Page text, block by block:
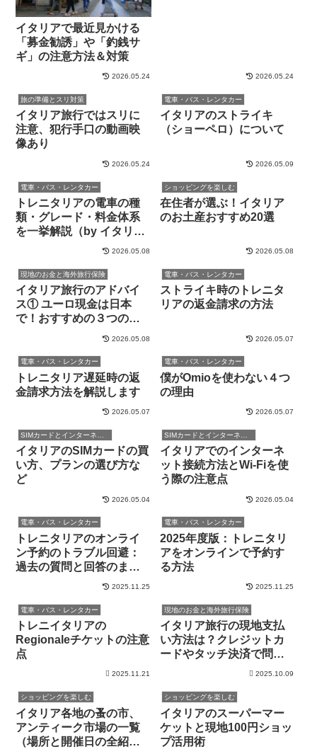
イタリアで最近見かける
「募金勧誘」や「釣銭サ
ギ」の注意方法＆対策
2026.05.24 2026.05.24
旅の準備とスリ対策
イタリア旅行ではスリに
注意、犯行手口の動画映
像あり
2026.05.24
電車・バス・レンタカー
イタリアのストライキ
（ショーペロ）について
2026.05.09
電車・バス・レンタカー
トレニタリアの電車の種
類・グレード・料金体系
を一挙解説（by イタリア
2026.05.08
ショッピングを楽しむ
在住者が選ぶ！イタリア
のお土産おすすめ20選
2026.05.08
現地のお金と海外旅行保険
イタリア旅行のアドバイ
ス① ユーロ現金は日本
で！おすすめの３つの両
2026.05.08
電車・バス・レンタカー
ストライキ時のトレニタ
リアの返金請求の方法
2026.05.07
電車・バス・レンタカー
トレニタリア遅延時の返
金請求方法を解説します
2026.05.07
電車・バス・レンタカー
僕がOmioを使わない４つ
の理由
2026.05.07
イタリアのSIMカードの買
い方、プランの選び方な
ど
2026.05.04
イタリアでのインターネ
ット接続方法とWi-Fiを使
う際の注意点
2026.05.04
電車・バス・レンタカー
トレニタリアのオンライ
ン予約のトラブル回避：
過去の質問と回答のまと
2025.11.25
電車・バス・レンタカー
2025年度版：トレニタリ
アをオンラインで予約す
る方法
2025.11.25
電車・バス・レンタカー
トレニイタリアの
Regionaleチケットの注意
点
2025.11.21
現地のお金と海外旅行保険
イタリア旅行の現地支払
い方法は？クレジットカ
ードやタッチ決済で問題
2025.10.09
ショッピングを楽しむ
イタリア各地の蚤の市、
アンティーク市場の一覧
（場所と開催日の全紹
ショッピングを楽しむ
イタリアのスーパーマー
ケットと現地100円ショッ
プ活用術